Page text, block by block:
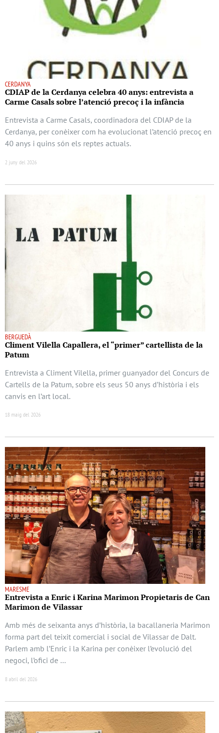
CERDANYA
CDIAP de la Cerdanya celebra 40 anys: entrevista a
Carme Casals sobre l’atenció precoç i la infància
Entrevista a Carme Casals, coordinadora del CDIAP de la
Cerdanya, per conèixer com ha evolucionat l’atenció precoç en
40 anys i quins són els reptes actuals.
2 juny del 2026
BERGUEDÀ
Climent Vilella Capallera, el “primer” cartellista de la
Patum
Entrevista a Climent Vilella, primer guanyador del Concurs de
Cartells de la Patum, sobre els seus 50 anys d’història i els
canvis en l’art local.
18 maig del 2026
MARESME
Entrevista a Enric i Karina Marimon Propietaris de Can
Marimon de Vilassar
Amb més de seixanta anys d’història, la bacallaneria Marimon
forma part del teixit comercial i social de Vilassar de Dalt.
Parlem amb l’Enric i la Karina per conèixer l’evolució del
negoci, l’ofici de …
8 abril del 2026